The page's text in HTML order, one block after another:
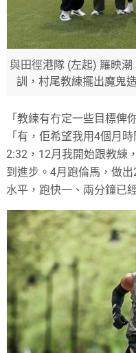
與田徑港隊 (左起) 羅映
訓，村尾教練擺出魔鬼
「教練有冇定一些目標俾你
「有，佢希望我用4個月
2:32，12月我開始跟教練
到進步。4月跑倫馬，做
水平，跑快一、兩分鐘已